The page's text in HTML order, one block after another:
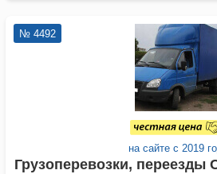
№ 4492
на сайте с 2019
Грузоперевозки, переезды